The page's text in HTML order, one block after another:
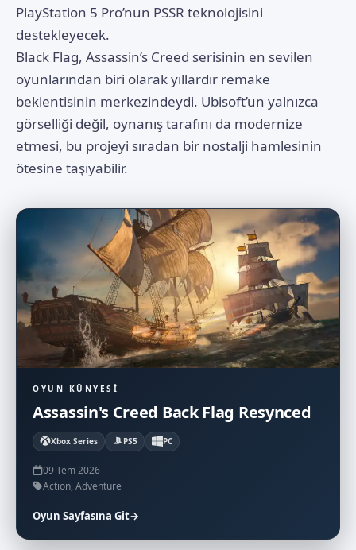
PlayStation 5 Pro’nun PSSR teknolojisini
destekleyecek.
Black Flag, Assassin’s Creed serisinin en sevilen
oyunlarından biri olarak yıllardır remake
beklentisinin merkezindeydi. Ubisoft’un yalnızca
görselliği değil, oynanış tarafını da modernize
etmesi, bu projeyi sıradan bir nostalji hamlesinin
ötesine taşıyabilir.
OYUN KÜNYESI
Assassin's Creed Back Flag Resynced
Xbox Series PS5 PC
09 Tem 2026
Action, Adventure
Oyun Sayfasına Git→